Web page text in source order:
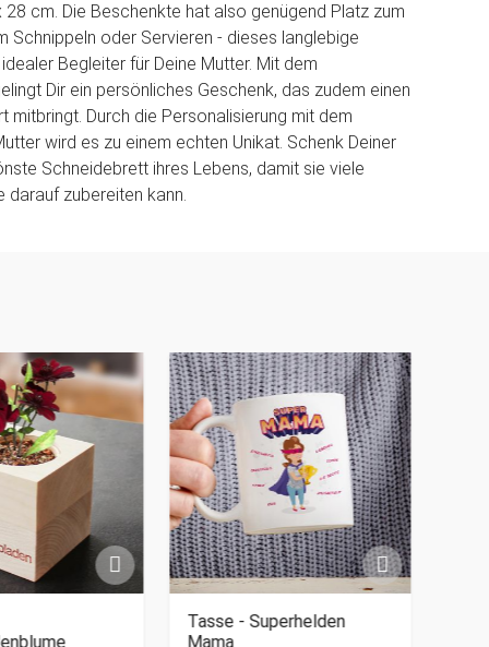
28 cm. Die Beschenkte hat also genügend Platz zum
Schnippeln oder Servieren - dieses langlebige
Begleiter für Deine Mutter. Mit dem
Dir ein persönliches Geschenk, das zudem einen
mitbringt. Durch die Personalisierung mit dem
wird es zu einem echten Unikat. Schenk Deiner
Schneidebrett ihres Lebens, damit sie viele
darauf zubereiten kann.
Tasse - Superhelden
Mama